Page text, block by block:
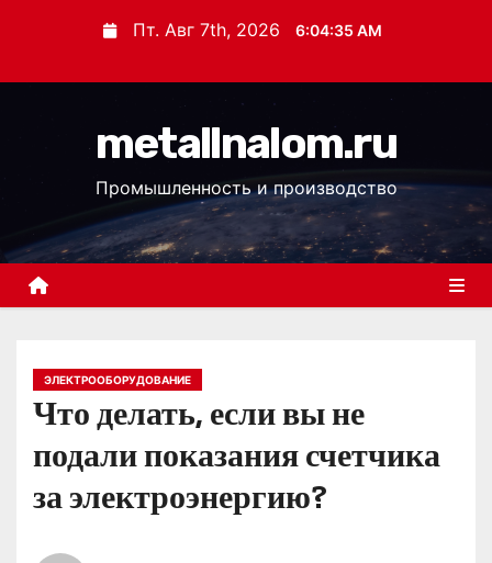
с
Пт. Авг 7th, 2026 6:04:35 AM
metallnalom.ru
Промышленность и производство
ЭЛЕКТРООБОРУДОВАНИЕ
Что делать, если вы не
подали показания счетчика
за электроэнергию?